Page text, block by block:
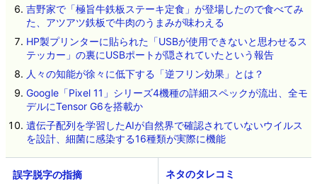
吉野家で「極旨牛鉄板ステーキ定食」が登場したので食べてみ
た、アツアツ鉄板で牛肉のうまみが味わえる
HP製プリンターに貼られた「USBが使用できないと思わせるス
テッカー」の裏にUSBポートが隠されていたという報告
人々の知能が徐々に低下する「逆フリン効果」とは？
Google「Pixel 11」シリーズ4機種の詳細スペックが流出、全モ
デルにTensor G6を搭載か
遺伝子配列を学習したAIが自然界で確認されていないウイルス
を設計、細菌に感染する16種類が実際に機能
ネタのタレコミ